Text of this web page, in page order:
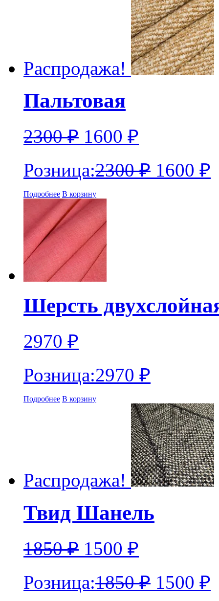
Распродажа!
Пальтовая
2300₽ 1600 ₽
Розница:2300₽ 1600 ₽
Подробнее В корзину
Шерсть
2970 ₽
Розница:2970 ₽
Подробнее В корзину
Распродажа!
Твид Шанель
1850₽ 1500 ₽
Розница:1850₽ 1500 ₽